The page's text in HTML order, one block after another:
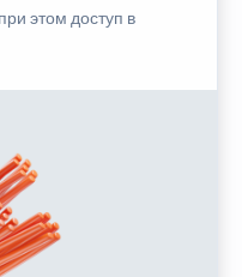
этом доступ в